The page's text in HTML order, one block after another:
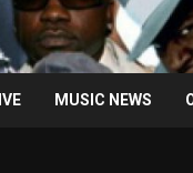
MUSIC NEWS